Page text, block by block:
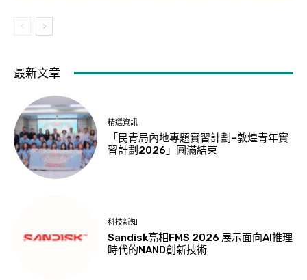
最新文章
精選資訊
「民青局內地專題實習計劃–敦煌青年實
習計劃2026」圓滿結束
科技新知
Sandisk亮相FMS 2026 展示面向AI推理
時代的NAND創新技術